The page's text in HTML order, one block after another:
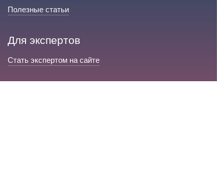
Полезные статьи
Для экспертов
Стать экспертом на сайте